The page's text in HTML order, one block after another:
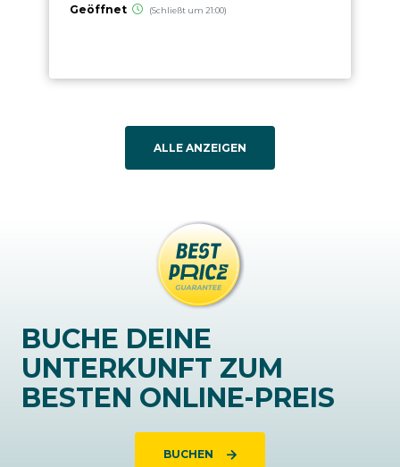
Geöffnet (Schließt um 21:00)
ALLE ANZEIGEN
BUCHE DEINE
UNTERKUNFT ZUM
BESTEN ONLINE-PREIS
BUCHEN